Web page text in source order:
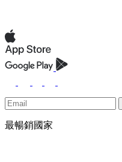
最暢銷國家